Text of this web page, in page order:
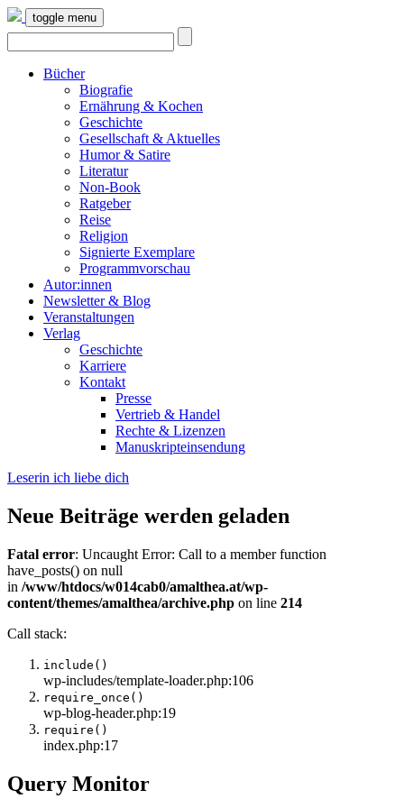
toggle menu
Bücher
Biografie
Ernährung & Kochen
Geschichte
Gesellschaft & Aktuelles
Humor & Satire
Literatur
Non-Book
Ratgeber
Reise
Religion
Signierte Exemplare
Programmvorschau
Autor:innen
Newsletter & Blog
Veranstaltungen
Verlag
Geschichte
Karriere
Kontakt
Presse
Vertrieb & Handel
Rechte & Lizenzen
Manuskripteinsendung
Leserin ich liebe dich
Neue Beiträge werden geladen
Fatal error: Uncaught Error: Call to a member function
have_posts() on null
in /www/htdocs/w014cab0/amalthea.at/wp-
content/themes/amalthea/archive.php on line 214
Call stack:
include()
wp-includes/template-loader.php:106
require_once()
wp-blog-header.php:19
require()
index.php:17
Query Monitor